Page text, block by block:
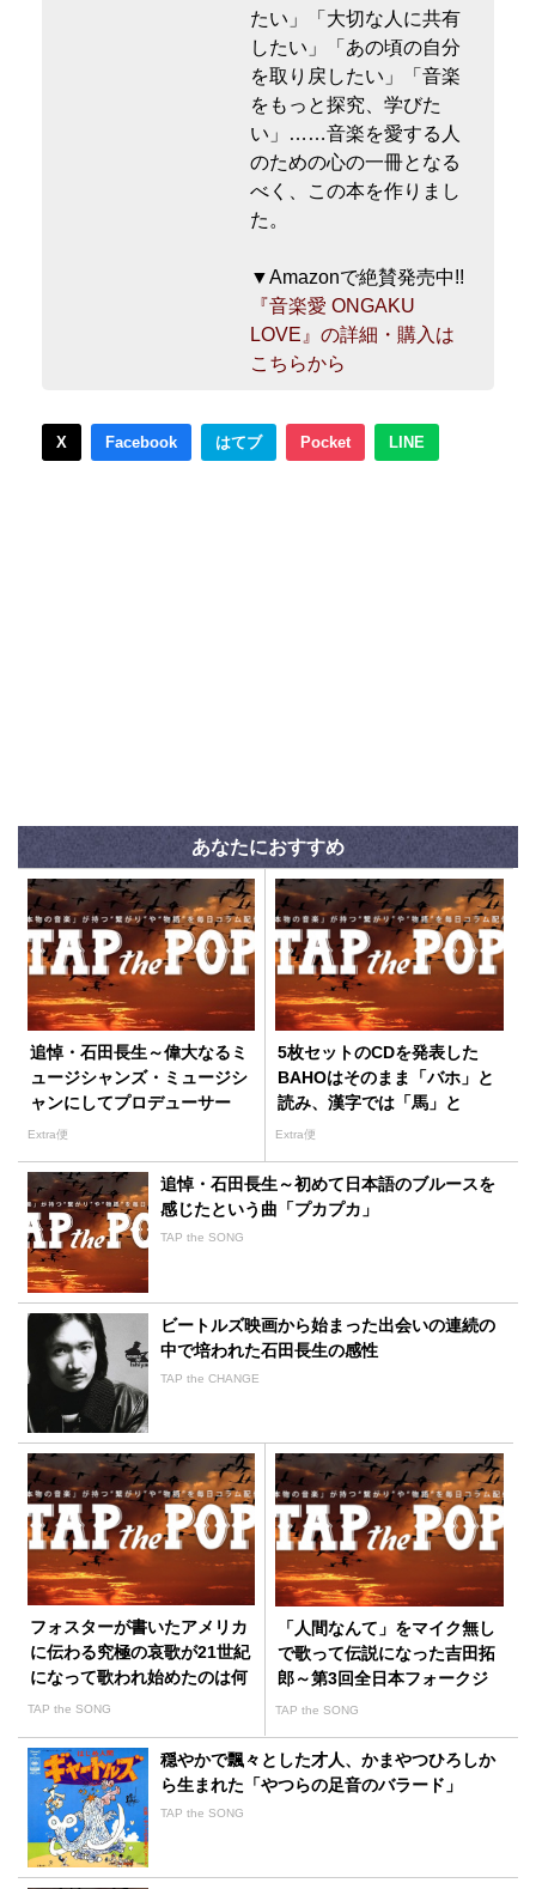
たい」「大切な人に共有
したい」「あの頃の自分
を取り戻したい」「音楽
をもっと探究、学びた
い」……音楽を愛する人
のための心の一冊となる
べく、この本を作りまし
た。
▼Amazonで絶賛発売中!!
『音楽愛 ONGAKU
LOVE』の詳細・購入は
こちらから
X Facebook はてブ Pocket LINE
あなたにおすすめ
追悼・石田長生～偉大なるミ
ュージシャンズ・ミュージシ
ャンにしてプロデューサー
Extra便
5枚セットのCDを発表した
BAHOはそのまま「バホ」と
読み、漢字では「馬」と
「呆」と書いてやはり「バ
Extra便
追悼・石田長生～初めて日本語のブルースを
感じたという曲「プカプカ」
TAP the SONG
ビートルズ映画から始まった出会いの連続の
中で培われた石田長生の感性
TAP the CHANGE
フォスターが書いたアメリカ
に伝わる究極の哀歌が21世紀
になって歌われ始めたのは何
故か？
TAP the SONG
「人間なんて」をマイク無し
で歌って伝説になった吉田拓
郎～第3回全日本フォークジ
ャンボリー
TAP the SONG
穏やかで飄々とした才人、かまやつひろしか
ら生まれた「やつらの足音のバラード」
TAP the SONG